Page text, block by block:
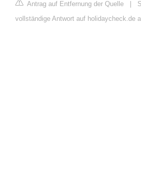
Antrag auf Entfernung der Quelle |
vollständige Antwort auf holidaycheck.de